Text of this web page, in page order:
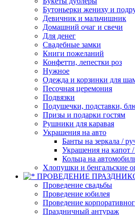
Бутоньерки жениху и
Девичник и мальчишник
Домашний очаг и свечи
Для денег
Свадебные замки
Книги пожеланий
Конфетти, лепестки роз
Нужное
Одежда и корзинки для
Песочная церемония
Подвязки
Подушечки, подставки,
Призы и подарки гостям
Рушники для каравая
Украшения на авто
Банты на зеркала /
Украшения на капот /
Кольца на
Хлопушки и бенгальские
ПРОВЕДЕНИЕ
Проведение свадьбы
Проведение юбилея
Проведение
Праздничный антураж